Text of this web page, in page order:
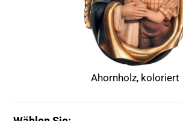
Ahornholz, koloriert